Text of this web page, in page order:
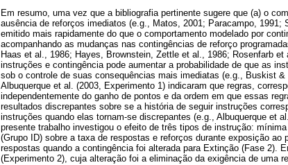
Em resumo, uma vez que a bibliografia pertinente sugere que (a) o
ausência de reforços imediatos (e.g., Matos, 2001; Paracampo, 1991;
emitido mais rapidamente do que o comportamento modelado por
acompanhando as mudanças nas contingências de reforço
Haas et al., 1986; Hayes, Brownstein, Zettle et al., 1986; Rosenfarb
instruções e contingência pode aumentar a probabilidade de que as
sob o controle de suas consequências mais imediatas (e.g., Buskist
Albuquerque et al. (2003, Experimento 1) indicaram que regras,
independentemente do ganho de pontos e da ordem em que essas
resultados discrepantes sobre se a história de seguir instruções
instruções quando elas tornam-se discrepantes (e.g., Albuquerque et
presente trabalho investigou o efeito de três tipos de instrução:
(Grupo ID) sobre a taxa de respostas e reforços durante exposição
respostas quando a contingência foi alterada para Extinção (Fase 2).
(Experimento 2), cuja alteração foi a eliminação da exigência de uma